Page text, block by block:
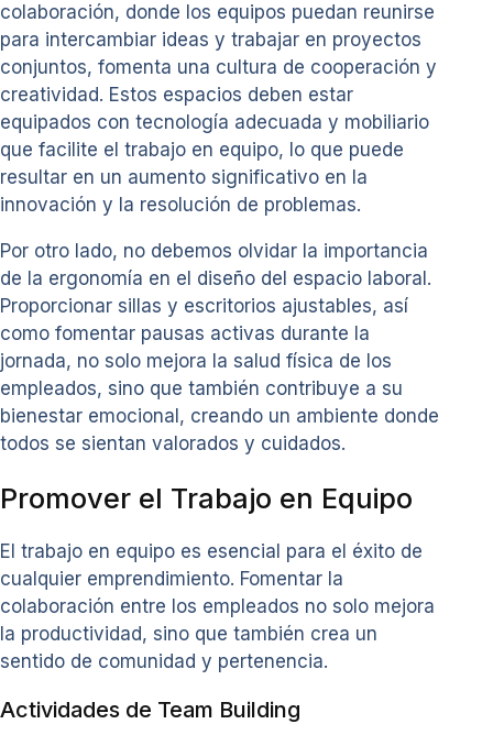
colaboración, donde los equipos puedan reunirse
para intercambiar ideas y trabajar en proyectos
conjuntos, fomenta una cultura de cooperación y
creatividad. Estos espacios deben estar
equipados con tecnología adecuada y mobiliario
que facilite el trabajo en equipo, lo que puede
resultar en un aumento significativo en la
innovación y la resolución de problemas.
Por otro lado, no debemos olvidar la importancia
de la ergonomía en el diseño del espacio laboral.
Proporcionar sillas y escritorios ajustables, así
como fomentar pausas activas durante la
jornada, no solo mejora la salud física de los
empleados, sino que también contribuye a su
bienestar emocional, creando un ambiente donde
todos se sientan valorados y cuidados.
Promover el Trabajo en Equipo
El trabajo en equipo es esencial para el éxito de
cualquier emprendimiento. Fomentar la
colaboración entre los empleados no solo mejora
la productividad, sino que también crea un
sentido de comunidad y pertenencia.
Actividades de Team Building